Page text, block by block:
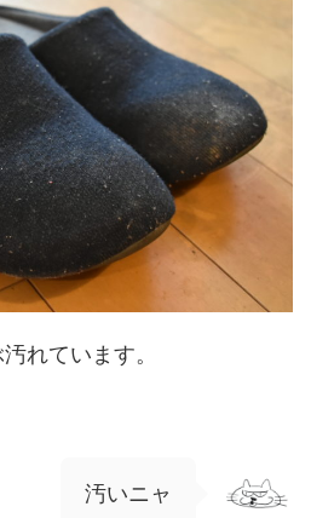
れています。
汚いニャ